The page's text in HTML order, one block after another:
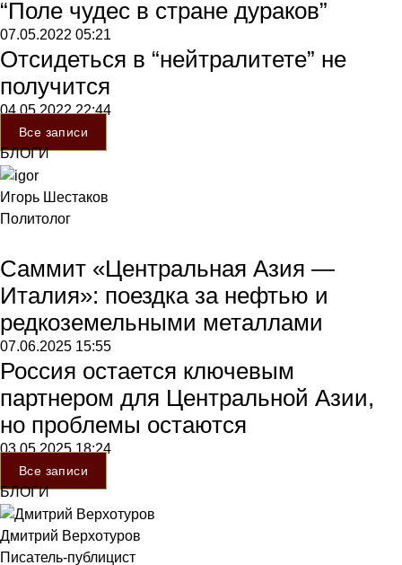
“Поле чудес в стране дураков”
07.05.2022 05:21
Отсидеться в “нейтралитете” не
получится
04.05.202222:44
Все записи
БЛОГИ
Игорь Шестаков
Политолог
Саммит «Центральная Азия —
Италия»: поездка за нефтью и
редкоземельными металлами
07.06.2025 15:55
Россия остается ключевым
партнером для Центральной Азии,
но проблемы остаются
03.05.202518:24
Все записи
БЛОГИ
Дмитрий Верхотуров
Писатель-публицист